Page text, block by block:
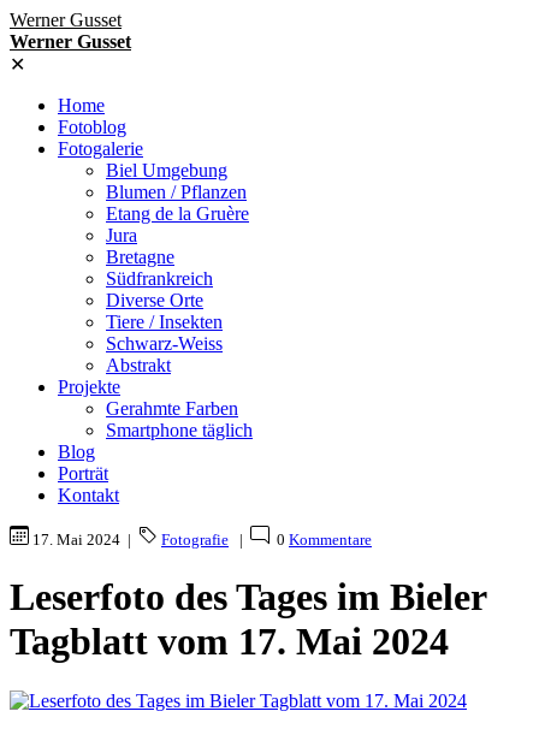
Werner Gusset
Werner Gusset
✕
Home
Fotoblog
Fotogalerie
Biel Umgebung
Blumen / Pflanzen
Etang de la Gruère
Jura
Bretagne
Südfrankreich
Diverse Orte
Tiere / Insekten
Schwarz-Weiss
Abstrakt
Projekte
Gerahmte Farben
Smartphone täglich
Blog
Porträt
Kontakt
17. Mai 2024 | Fotografie | 0 Kommentare
Leserfoto des Tages im Bieler
Tagblatt vom 17. Mai 2024